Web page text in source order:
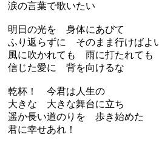
涙の言葉で歌いたい
明日の光を 身体にあびて
ふり返らずに そのまま行けばよ
風に吹かれても 雨に打たれても
信じた愛に 背を向けるな
乾杯！ 今君は人生の
大きな 大きな舞台に立ち
遥か長い道のりを 歩き始めた
君に幸せあれ！